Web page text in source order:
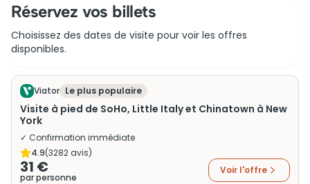
Réservez vos billets
Choisissez des dates de visite pour voir les offres
disponibles.
Viator Le plus populaire
Visite à pied de SoHo, Little Italy et Chinatown à New
York
✓ Confirmation immédiate
4.9(3282avis)
31 €
par personne
Voir l'offre